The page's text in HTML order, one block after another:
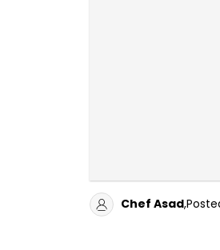
Chef Asad